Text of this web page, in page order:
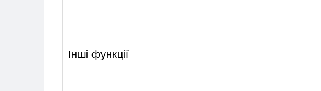
Інші функції